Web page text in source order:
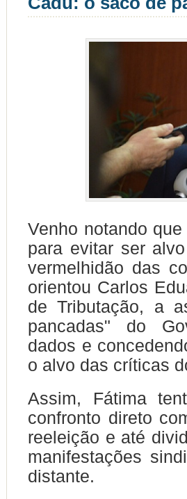
Venho notando
para evitar ser
vermelhidão das
orientou Carlos
de Tributação, a
pancadas" do
dados e
o alvo das críticas
Assim, Fátima
confronto direto
reeleição e até
manifestações
distante.